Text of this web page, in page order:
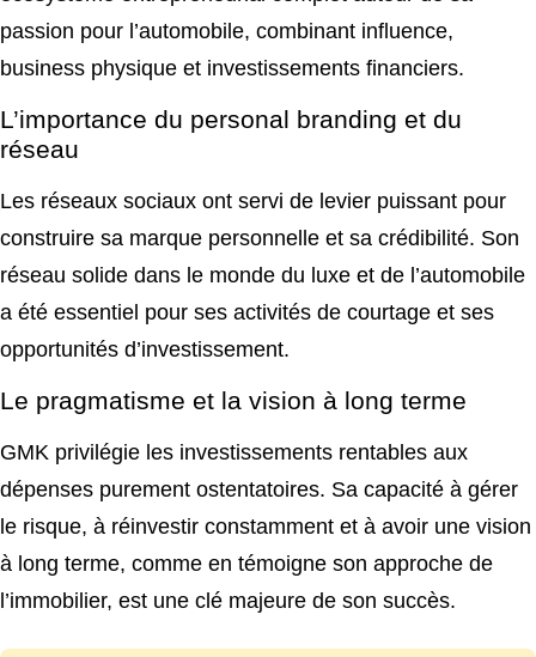
passion pour l’automobile, combinant influence,
business physique et investissements financiers.
L’importance du personal branding et du
réseau
Les réseaux sociaux ont servi de levier puissant pour
construire sa marque personnelle et sa crédibilité. Son
réseau solide dans le monde du luxe et de l’automobile
a été essentiel pour ses activités de courtage et ses
opportunités d’investissement.
Le pragmatisme et la vision à long terme
GMK privilégie les investissements rentables aux
dépenses purement ostentatoires. Sa capacité à gérer
le risque, à réinvestir constamment et à avoir une vision
à long terme, comme en témoigne son approche de
l’immobilier, est une clé majeure de son succès.